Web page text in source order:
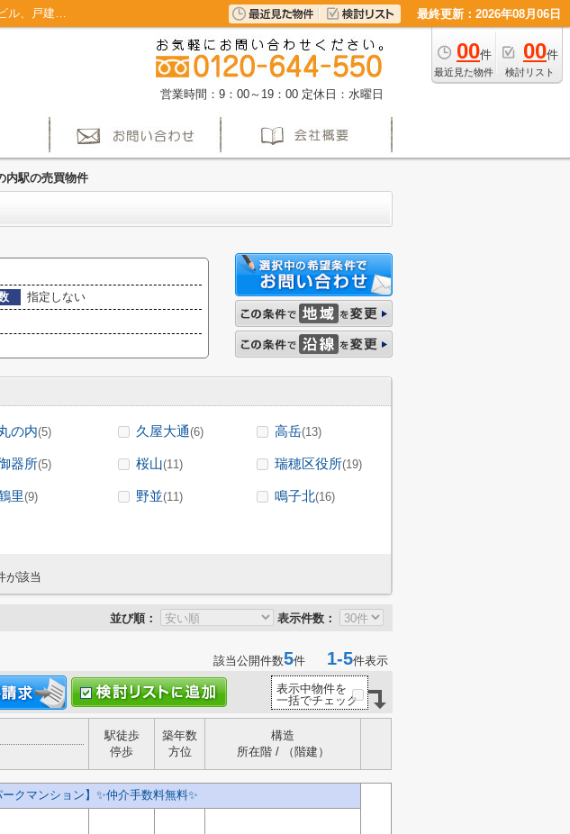
丸の内駅のマンション、戸建、土地、投資マンション、アパート(棟)、マンション(棟)、ビル、戸建、店舗事務所、その他、土地一覧｜仲介手数料無料！名古屋市で新築戸建てを探すならAplace 最終更新：2026年08月06日
00件
最近見た物件
00件
検討リスト
営業時間：9：00～19：00 定休日：水曜日
内駅の売買物件
指定しない
の内(5) 久屋大通(6) 高岳(13)
器所(5) 桜山(11) 瑞穂区役所(19)
里(9) 野並(11) 鳴子北(16)
が該当
並び順： 表示件数：
該当公開件数5件 1-5件表示
表示中物件を
一括でチェック
駅徒歩
停歩
築年数
方位
構造
所在階 / （階建）
ークマンション】✨️仲介手数料無料✨️